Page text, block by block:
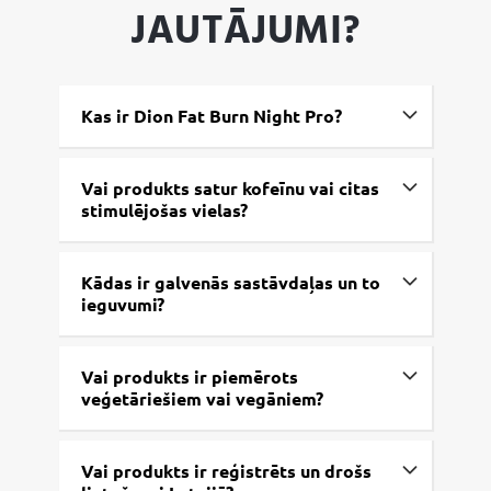
JAUTĀJUMI?
Kas ir Dion Fat Burn Night Pro?
Vai produkts satur kofeīnu vai citas
stimulējošas vielas?
Kādas ir galvenās sastāvdaļas un to
ieguvumi?
Vai produkts ir piemērots
veģetāriešiem vai vegāniem?
Vai produkts ir reģistrēts un drošs